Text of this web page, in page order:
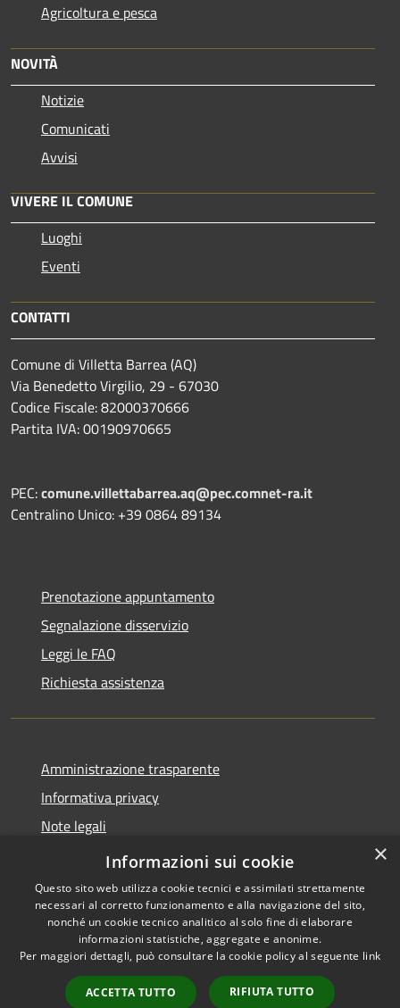
Agricoltura e pesca
NOVITÀ
Notizie
Comunicati
Avvisi
VIVERE IL COMUNE
Luoghi
Eventi
CONTATTI
Comune di Villetta Barrea (AQ)
Via Benedetto Virgilio, 29 - 67030
Codice Fiscale: 82000370666
Partita IVA: 00190970665
PEC:comune.villettabarrea.aq@pec.comnet-ra.it
Centralino Unico: +39 0864 89134
Prenotazione appuntamento
Segnalazione disservizio
Leggi le FAQ
Richiesta assistenza
Amministrazione trasparente
Informativa privacy
Note legali
Dichiarazione di accessibilità
Accessibilità
Copyright © 2026 • Comune di
Villetta Barrea • Powered by
Municipium•
Accesso
×
Informazioni sui cookie
Questo sito web utilizza cookie tecnici e assimilati strettamente
necessari al corretto funzionamento e alla navigazione del sito,
nonché un cookie tecnico analitico al solo fine di elaborare
informazioni statistiche, aggregate e anonime.
Per maggiori dettagli, può consultare la cookie policy al seguente link
ACCETTA TUTTO RIFIUTA TUTTO